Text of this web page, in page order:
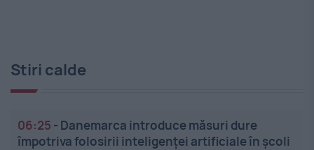
Stiri calde
06:25 - Danemarca introduce măsuri dure
împotriva folosirii inteligenței artificiale în școli